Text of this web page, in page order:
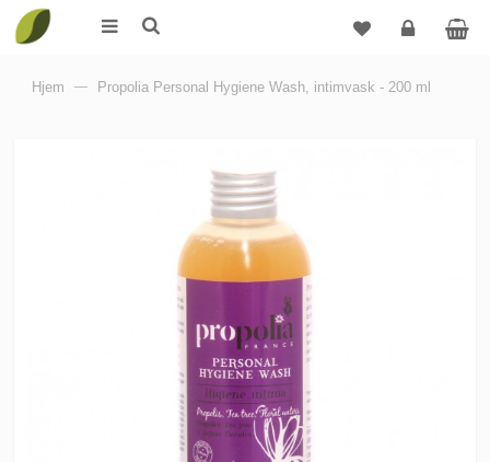
Logg
Hjem — Propolia Personal Hygiene Wash, intimvask - 200 ml